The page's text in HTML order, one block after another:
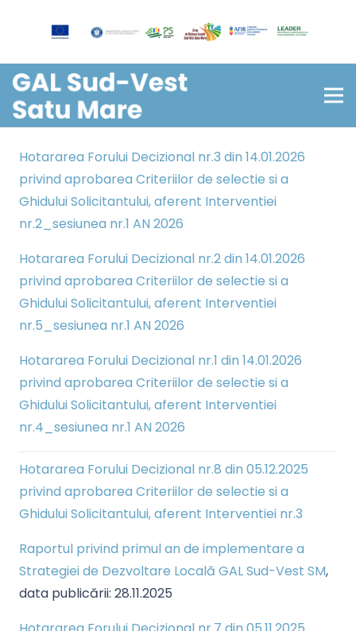
Hotararea Forului Decizional nr.3 din 14.01.2026
privind aprobarea Criteriilor de selectie si a
Ghidului Solicitantului, aferent Interventiei
nr.2_sesiunea nr.1 AN 2026
Hotararea Forului Decizional nr.2 din 14.01.2026
privind aprobarea Criteriilor de selectie si a
Ghidului Solicitantului, aferent Interventiei
nr.5_sesiunea nr.1 AN 2026
Hotararea Forului Decizional nr.1 din 14.01.2026
privind aprobarea Criteriilor de selectie si a
Ghidului Solicitantului, aferent Interventiei
nr.4_sesiunea nr.1 AN 2026
Hotararea Forului Decizional nr.8 din 05.12.2025
privind aprobarea Criteriilor de selectie si a
Ghidului Solicitantului, aferent Interventiei nr.3
Raportul privind primul an de implementare a
Strategiei de Dezvoltare Locală GAL Sud-Vest SM,
data publicării: 28.11.2025